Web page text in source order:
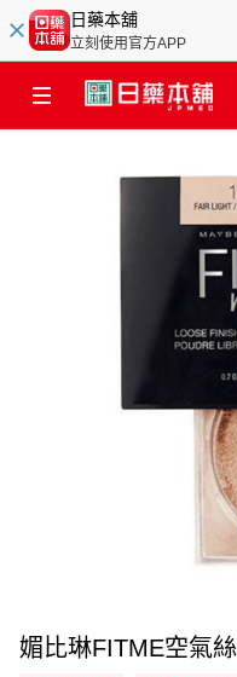
日藥本舖
立刻使用官方APP
媚比琳FITME空氣